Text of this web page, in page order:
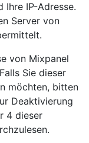
Ihre IP-Adresse.
Server von
von Mixpanel
Sie dieser
möchten, bitten
Deaktivierung
4 dieser